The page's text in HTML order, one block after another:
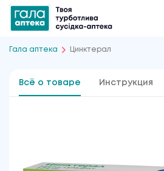
Гала аптека Цинктерал
Всё о товаре Инструкция